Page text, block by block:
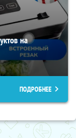
на
ПОДРОБНЕЕ